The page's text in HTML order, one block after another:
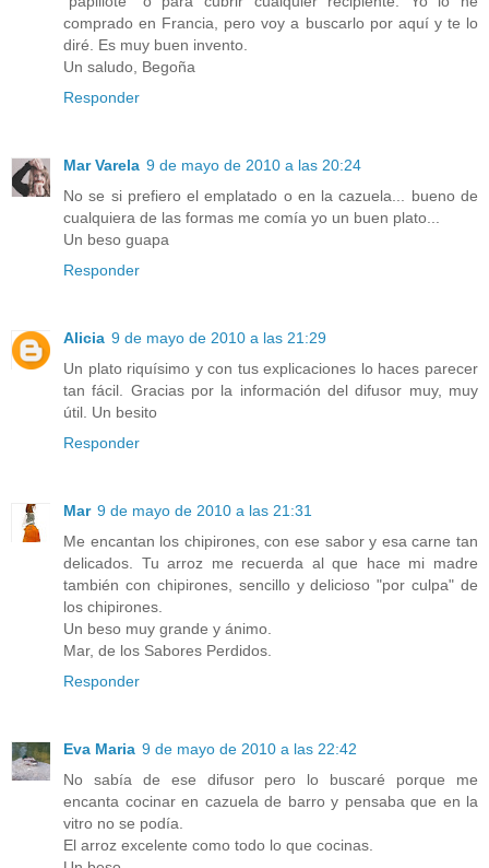
comprado en Francia, pero voy a buscarlo por aquí y te lo
diré. Es muy buen invento.
Un saludo, Begoña
Responder
Mar Varela 9 de mayo de 2010 a las 20:24
No se si prefiero el emplatado o en la cazuela... bueno de
cualquiera de las formas me comía yo un buen plato...
Un beso guapa
Responder
Alicia 9 de mayo de 2010 a las 21:29
Un plato riquísimo y con tus explicaciones lo haces parecer
tan fácil. Gracias por la información del difusor muy, muy
útil. Un besito
Responder
Mar 9 de mayo de 2010 a las 21:31
Me encantan los chipirones, con ese sabor y esa carne tan
delicados. Tu arroz me recuerda al que hace mi madre
también con chipirones, sencillo y delicioso "por culpa" de
los chipirones.
Un beso muy grande y ánimo.
Mar, de los Sabores Perdidos.
Responder
Eva Maria 9 de mayo de 2010 a las 22:42
No sabía de ese difusor pero lo buscaré porque me
encanta cocinar en cazuela de barro y pensaba que en la
vitro no se podía.
El arroz excelente como todo lo que cocinas.